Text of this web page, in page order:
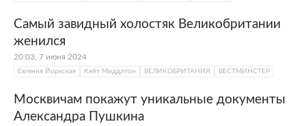
Самый завидный холостяк Великобритании
женился
20:03, 7 июня 2024
Евгения Йоркская Кейт Миддлтон ВЕЛИКОБРИТАНИЯ ВЕСТМИНСТЕР
Москвичам покажут уникальные документы
Александра Пушкина